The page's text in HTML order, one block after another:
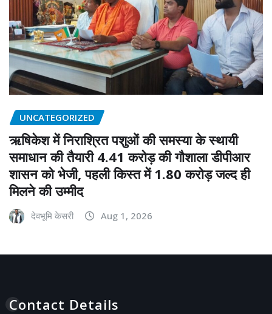
UNCATEGORIZED
ऋषिकेश में निराश्रित पशुओं की समस्या के स्थायी
समाधान की तैयारी 4.41 करोड़ की गौशाला डीपीआर
शासन को भेजी, पहली किस्त में 1.80 करोड़ जल्द ही
मिलने की उम्मीद
देवभूमि केसरी Aug 1, 2026
Contact Details